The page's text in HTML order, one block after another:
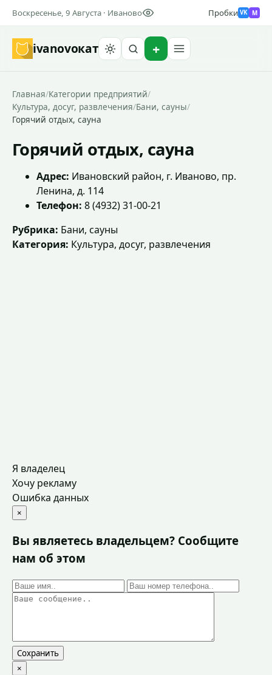
Воскресенье, 9 Августа · Иваново Пробки VK M
ivanovoкат
Главная/Категории предприятий/
Культура, досуг, развлечения/Бани, сауны/
Горячий отдых, сауна
Горячий отдых, сауна
Адрес: Ивановский район, г. Иваново, пр.
Ленина, д. 114
Телефон: 8 (4932) 31-00-21
Рубрика: Бани, сауны
Категория: Культура, досуг, развлечения
Я владелец
Хочу рекламу
Ошибка данных
×
Вы являетесь владельцем? Сообщите
нам об этом
Сохранить
×